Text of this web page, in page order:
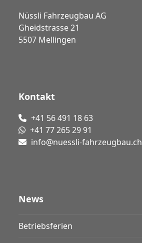
Nüssli Fahrzeugbau AG
Gheidstrasse 21
5507 Mellingen
Kontakt
+41 56 491 18 63
+41 77 265 29 91
info@nuessli-fahrzeugbau.ch
News
Betriebsferien